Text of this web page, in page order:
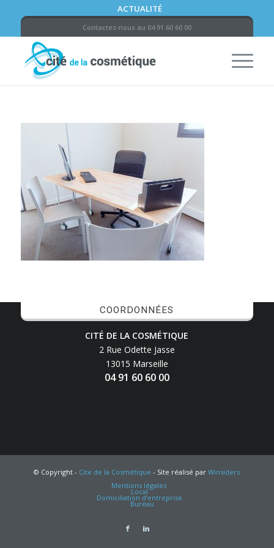
ACTUALITÉ
Contactez-nous au 04 91 60 60 00
COORDONNÉES
CITÉ DE LA COSMÉTIQUE
2 Rue Odette Jasse
13015 Marseille
04 91 60 60 00
© Copyright - Cite de la Cosmétique - Site réalisé parWinsiders
Mentions légales
Local
Domiciliation d’entreprise
Bureau